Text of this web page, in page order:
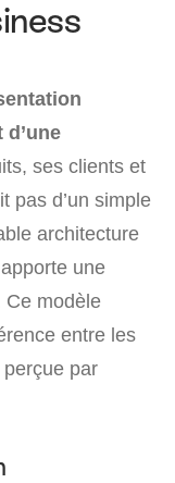
ses clients et
pas d’un simple
architecture
une
Ce modèle
entre les
par